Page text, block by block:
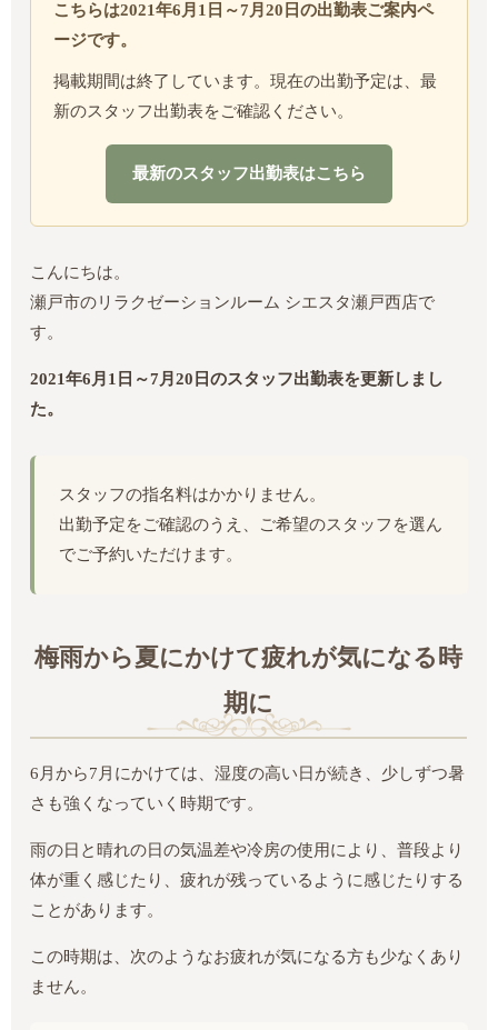
こちらは2021年6月1日～7月20日の出勤表ご案内ペ
ージです。
掲載期間は終了しています。現在の出勤予定は、最
新のスタッフ出勤表をご確認ください。
最新のスタッフ出勤表はこちら
こんにちは。
瀬戸市のリラクゼーションルーム シエスタ瀬戸西店で
す。
2021年6月1日～7月20日のスタッフ出勤表を更新しまし
た。
スタッフの指名料はかかりません。
出勤予定をご確認のうえ、ご希望のスタッフを選ん
でご予約いただけます。
梅雨から夏にかけて疲れが気になる時
期に
6月から7月にかけては、湿度の高い日が続き、少しずつ暑
さも強くなっていく時期です。
雨の日と晴れの日の気温差や冷房の使用により、普段より
体が重く感じたり、疲れが残っているように感じたりする
ことがあります。
この時期は、次のようなお疲れが気になる方も少なくあり
ません。